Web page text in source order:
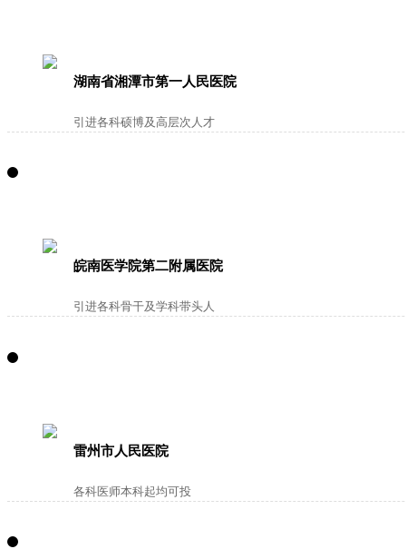
湖南省湘潭市第一人民医院
引进各科硕博及高层次人才
皖南医学院第二附属医院
引进各科骨干及学科带头人
雷州市人民医院
各科医师本科起均可投